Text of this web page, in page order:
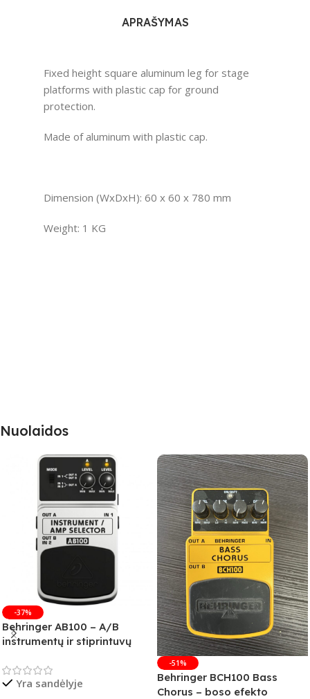
APRAŠYMAS
Fixed height square aluminum leg for stage
platforms with plastic cap for ground
protection.
Made of aluminum with plastic cap.
Dimension (WxDxH): 60 x 60 x 780 mm
Weight: 1 KG
Nuolaidos
-37%
Behringer AB100 – A/B
instrumentų ir stiprintuvų
Yra sandėlyje
-51%
Behringer BCH100 Bass
Chorus – boso efekto